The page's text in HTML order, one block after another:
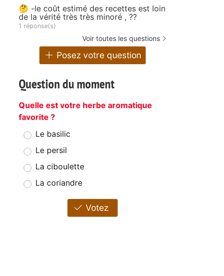
🤔 -le coût estimé des recettes est loin
de la vérité très très minoré , ??
1 réponse(s)
Voir toutes les questions
Posez votre question
Question du moment
Quelle est votre herbe aromatique
favorite ?
Le basilic
Le persil
La ciboulette
La coriandre
Votez